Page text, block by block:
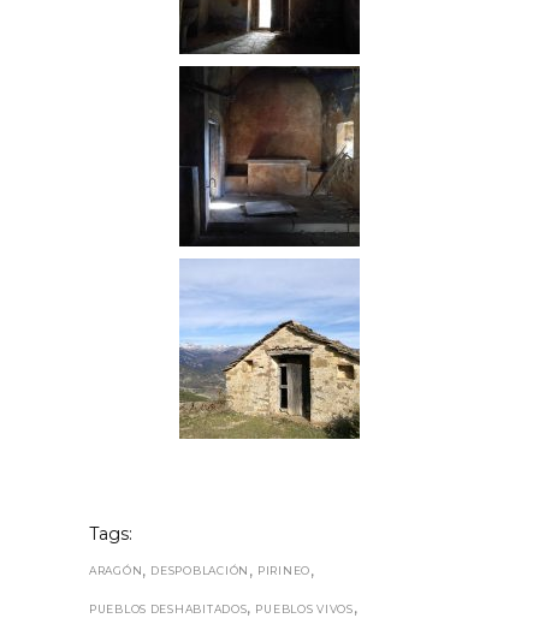
Tags:
ARAGÓN, DESPOBLACIÓN , PIRINEO,
PUEBLOS DESHABITADOS, PUEBLOS VIVOS,